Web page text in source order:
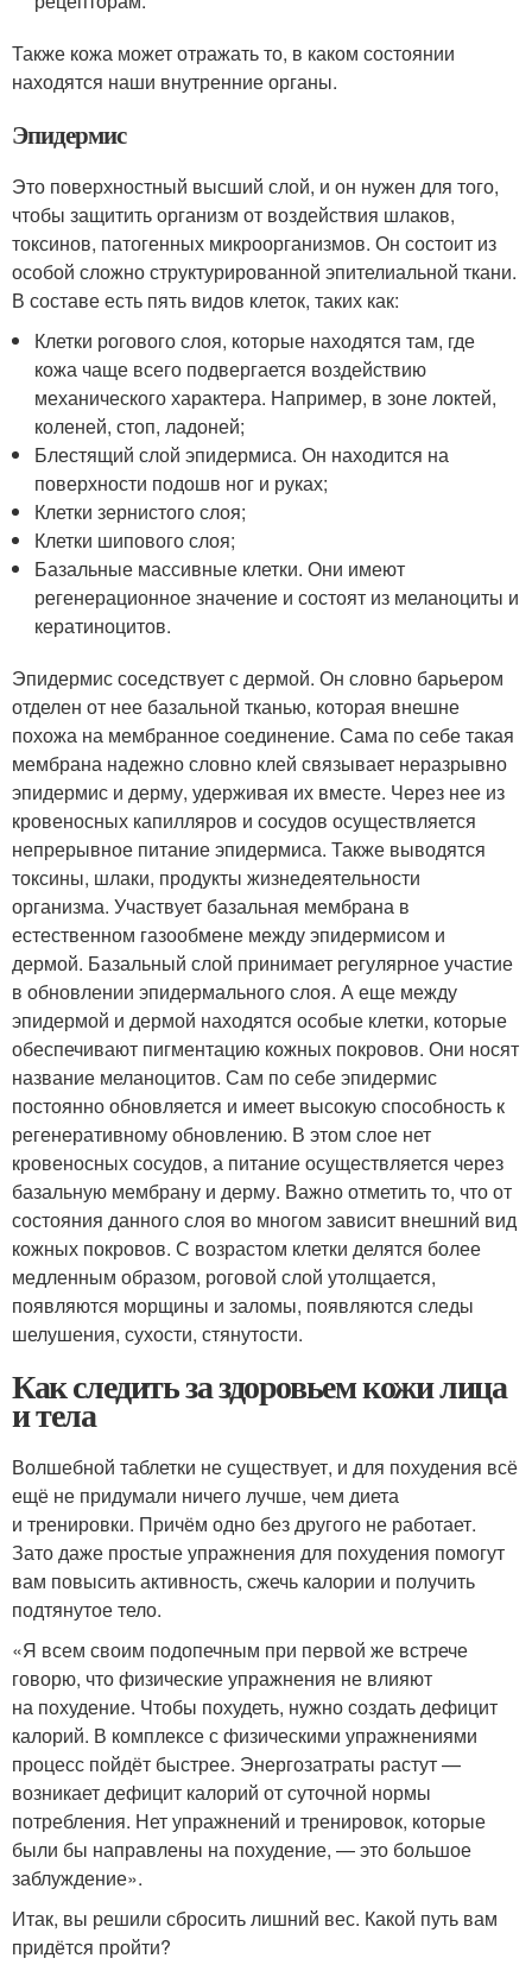
Также кожа может отражать то, в каком состоянии
находятся наши внутренние органы.
Эпидермис
Это поверхностный высший слой, и он нужен для того,
чтобы защитить организм от воздействия шлаков,
токсинов, патогенных микроорганизмов. Он состоит из
особой сложно структурированной эпителиальной ткани.
В составе есть пять видов клеток, таких как:
Клетки рогового слоя, которые находятся там, где
кожа чаще всего подвергается воздействию
механического характера. Например, в зоне локтей,
коленей, стоп, ладоней;
Блестящий слой эпидермиса. Он находится на
поверхности подошв ног и руках;
Клетки зернистого слоя;
Клетки шипового слоя;
Базальные массивные клетки. Они имеют
регенерационное значение и состоят из меланоциты и
кератиноцитов.
Эпидермис соседствует с дермой. Он словно барьером
отделен от нее базальной тканью, которая внешне
похожа на мембранное соединение. Сама по себе такая
мембрана надежно словно клей связывает неразрывно
эпидермис и дерму, удерживая их вместе. Через нее из
кровеносных капилляров и сосудов осуществляется
непрерывное питание эпидермиса. Также выводятся
токсины, шлаки, продукты жизнедеятельности
организма. Участвует базальная мембрана в
естественном газообмене между эпидермисом и
дермой. Базальный слой принимает регулярное участие
в обновлении эпидермального слоя. А еще между
эпидермой и дермой находятся особые клетки, которые
обеспечивают пигментацию кожных покровов. Они носят
название меланоцитов. Сам по себе эпидермис
постоянно обновляется и имеет высокую способность к
регенеративному обновлению. В этом слое нет
кровеносных сосудов, а питание осуществляется через
базальную мембрану и дерму. Важно отметить то, что от
состояния данного слоя во многом зависит внешний вид
кожных покровов. С возрастом клетки делятся более
медленным образом, роговой слой утолщается,
появляются морщины и заломы, появляются следы
шелушения, сухости, стянутости.
Как следить за здоровьем кожи лица
и тела
Волшебной таблетки не существует, и для похудения всё
ещё не придумали ничего лучше, чем диета
и тренировки. Причём одно без другого не работает.
Зато даже простые упражнения для похудения помогут
вам повысить активность, сжечь калории и получить
подтянутое тело.
«Я всем своим подопечным при первой же встрече
говорю, что физические упражнения не влияют
на похудение. Чтобы похудеть, нужно создать дефицит
калорий. В комплексе с физическими упражнениями
процесс пойдёт быстрее. Энергозатраты растут —
возникает дефицит калорий от суточной нормы
потребления. Нет упражнений и тренировок, которые
были бы направлены на похудение, — это большое
заблуждение».
Итак, вы решили сбросить лишний вес. Какой путь вам
придётся пройти?